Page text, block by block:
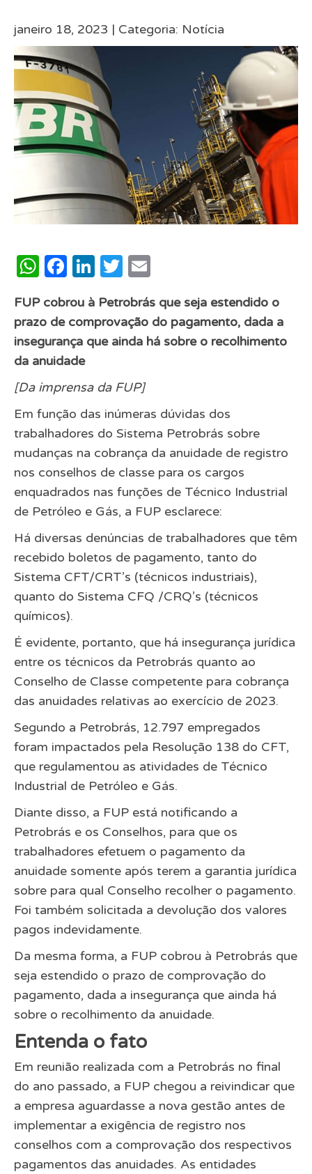
janeiro 18, 2023 | Categoria: Notícia
WhatsApp
Facebook
LinkedIn
Twitter
FUP cobrou à Petrobrás que seja estendido o
prazo de comprovação do pagamento, dada a
insegurança que ainda há sobre o recolhimento
da anuidade
[Da imprensa da FUP]
Em função das inúmeras dúvidas dos
trabalhadores do Sistema Petrobrás sobre
mudanças na cobrança da anuidade de registro
nos conselhos de classe para os cargos
enquadrados nas funções de Técnico Industrial
de Petróleo e Gás, a FUP esclarece:
Há diversas denúncias de trabalhadores que têm
recebido boletos de pagamento, tanto do
Sistema CFT/CRT’s (técnicos industriais),
quanto do Sistema CFQ /CRQ’s (técnicos
químicos).
É evidente, portanto, que há insegurança jurídica
entre os técnicos da Petrobrás quanto ao
Conselho de Classe competente para cobrança
das anuidades relativas ao exercício de 2023.
Segundo a Petrobrás, 12.797 empregados
foram impactados pela Resolução 138 do CFT,
que regulamentou as atividades de Técnico
Industrial de Petróleo e Gás.
Diante disso, a FUP está notificando a
Petrobrás e os Conselhos, para que os
trabalhadores efetuem o pagamento da
anuidade somente após terem a garantia jurídica
sobre para qual Conselho recolher o pagamento.
Foi também solicitada a devolução dos valores
pagos indevidamente.
Da mesma forma, a FUP cobrou à Petrobrás que
seja estendido o prazo de comprovação do
pagamento, dada a insegurança que ainda há
sobre o recolhimento da anuidade.
Entenda o fato
Em reunião realizada com a Petrobrás no final
do ano passado, a FUP chegou a reivindicar que
a empresa aguardasse a nova gestão antes de
implementar a exigência de registro nos
conselhos com a comprovação dos respectivos
pagamentos das anuidades. As entidades